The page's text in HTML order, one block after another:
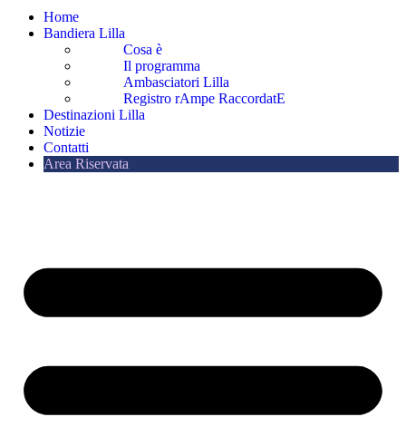
Home
Bandiera Lilla
Cosa è
Il programma
Ambasciatori Lilla
Registro rAmpe RaccordatE
Destinazioni Lilla
Notizie
Contatti
Area Riservata